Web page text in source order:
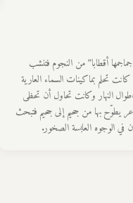
أقطابا” من النجوم فتنشب
كانت تحلم بماكينات السماء العارية
النهار وكانت تحاول أن تحظى
يطوّح بها من جحيم إلى جحيم فتبحث
في الوجوه العابسة الصخور.